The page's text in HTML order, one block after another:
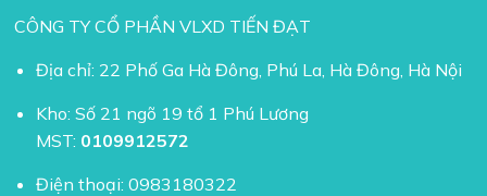
CÔNG TY CỔ PHẦN VLXD TIẾN ĐẠT
Địa chỉ: 22 Phố Ga Hà Đông, Phú La, Hà Đông, Hà Nội
Kho: Số 21 ngõ 19 tổ 1 Phú Lương
MST: 0109912572
Điện thoại:0983180322